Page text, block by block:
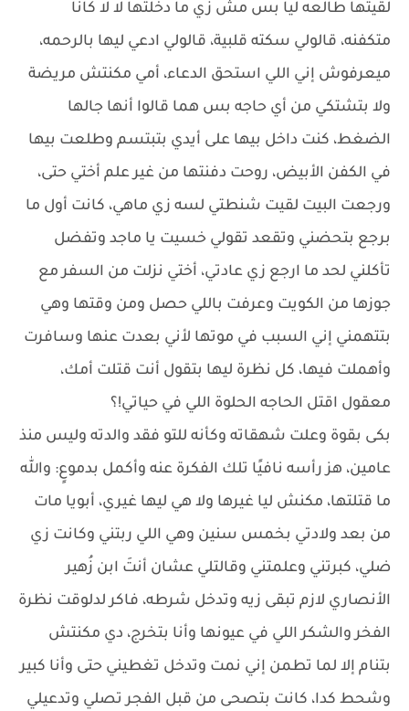
لقيتها طالعه ليا بس مش زي ما دخلتها لا لا كانا
متكفنه، قالولي سكته قلبية، قالولي ادعي ليها بالرحمه،
ميعرفوش إني اللي استحق الدعاء، أمي مكنتش مريضة
ولا بتشتكي من أي حاجه بس هما قالوا أنها جالها
الضغط، كنت داخل بيها على أيدي بتبتسم وطلعت بيها
في الكفن الأبيض، روحت دفنتها من غير علم أختي حتى،
ورجعت البيت لقيت شنطتي لسه زي ماهي، كانت أول ما
برجع بتحضني وتقعد تقولي خسيت يا ماجد وتفضل
تأكلني لحد ما ارجع زي عادتي، أختي نزلت من السفر مع
جوزها من الكويت وعرفت باللي حصل ومن وقتها وهي
بتتهمني إني السبب في موتها لأني بعدت عنها وسافرت
وأهملت فيها، كل نظرة ليها بتقول أنت قتلت أمك،
معقول اقتل الحاجه الحلوة اللي في حياتي!؟
بكى بقوة وعلت شهقاته وكأنه للتو فقد والدته وليس منذ
عامين، هز رأسه نافيًا تلك الفكرة عنه وأكمل بدموعٍ: والله
ما قتلتها، مكنش ليا غيرها ولا هي ليها غيري، أبويا مات
من بعد ولادتي بخمس سنين وهي اللي ربتني وكانت زي
ضلي، كبرتني وعلمتني وقالتلي عشان أنتَ ابن زُهير
الأنصاري لازم تبقى زيه وتدخل شرطه، فاكر لدلوقت نظرة
الفخر والشكر اللي في عيونها وأنا بتخرج، دي مكنتش
بتنام إلا لما تطمن إني نمت وتدخل تغطيني حتى وأنا كبير
وشحط كدا، كانت بتصحى من قبل الفجر تصلي وتدعيلي